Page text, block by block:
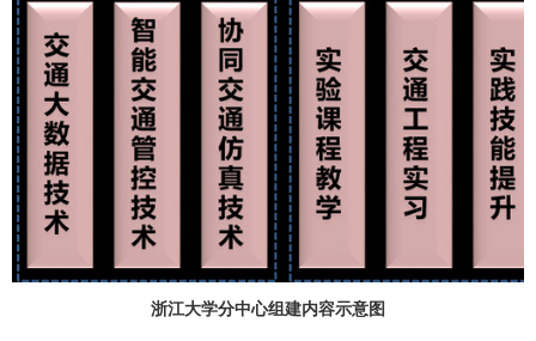
浙江大学分中心组建内容示意图